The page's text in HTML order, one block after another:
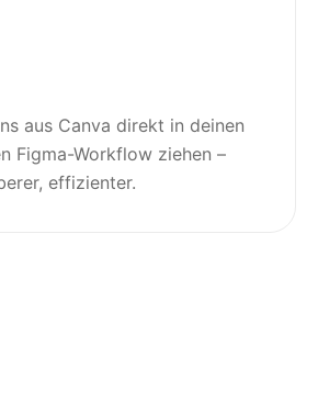
aus Canva direkt in deinen
Figma-Workflow ziehen –
effizienter.